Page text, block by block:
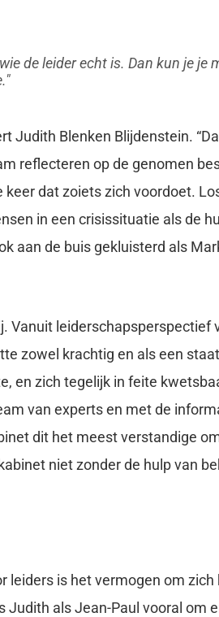
de leider echt is. Dan kun je je
Judith Blenken Blijdenstein.
reflecteren op de genomen
dat zoiets zich voordoet.
in een crisissituatie als de
aan de buis gekluisterd als
Vanuit leiderschapsperspectief
zowel krachtig en als een
en zich tegelijk in feite
van experts en met de
dit het meest verstandige
niet zonder de hulp van
leiders is het vermogen om
Judith als Jean-Paul vooral om